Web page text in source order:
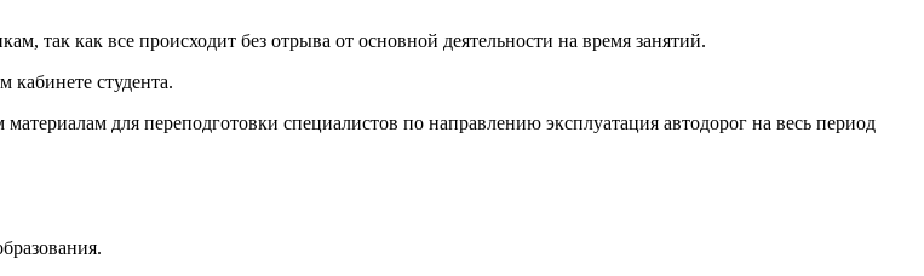
так как все происходит без отрыва от основной деятельности на время занятий.
кабинете студента.
для переподготовки специалистов по направлению эксплуатация автодорог на весь период